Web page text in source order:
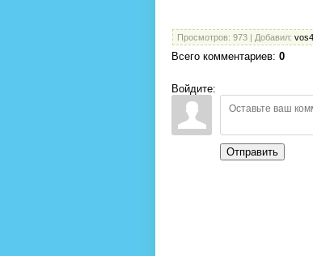
Просмотров: 973 | Добавил:
Всего комментариев: 0
Войдите:
Отправить